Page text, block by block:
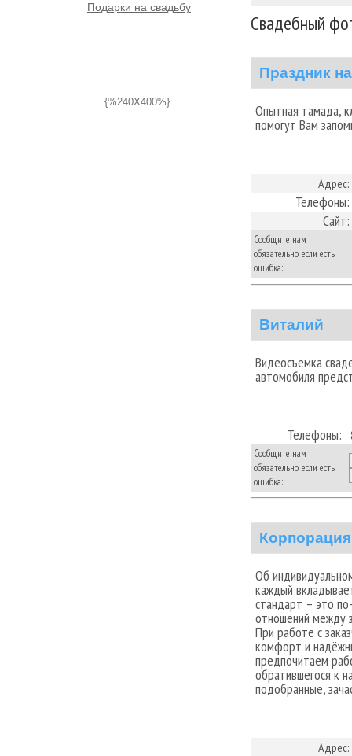
Подарки на свадьбу
{%240X400%}
Свадебный
Праздник
Опытная тамада,
помогут Вам
Адрес:
Телефоны:
Сайт:
Сообщите нам
обязательно, если есть
ошибка:
Виталий
Видеосъемка
автомобиля
Телефоны:
Сообщите нам
обязательно, если есть
ошибка:
Об
каждый
стандарт – это
отношений между
При работе с
комфорт и
предпочитаем
обратившегося к
подобранные,
Адрес: